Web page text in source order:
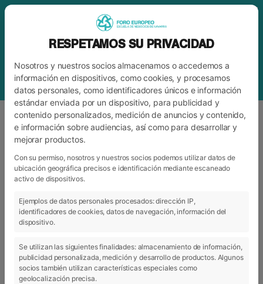
BLOGFORO
ARCHIVO CATEGORÍAS
RESPETAMOS SU PRIVACIDAD
Nosotros y nuestros socios almacenamos o accedemos a
información en dispositivos, como cookies, y procesamos
datos personales, como identificadores únicos e información
estándar enviada por un dispositivo, para publicidad y
contenido personalizados, medición de anuncios y contenido,
e información sobre audiencias, así como para desarrollar y
mejorar productos.
Con su permiso, nosotros y nuestros socios podemos utilizar datos de
ubicación geográfica precisos e identificación mediante escaneado
activo de dispositivos.
Ejemplos de datos personales procesados: dirección IP,
identificadores de cookies, datos de navegación, información del
dispositivo.
Se utilizan las siguientes finalidades: almacenamiento de información,
publicidad personalizada, medición y desarrollo de productos. Algunos
socios también utilizan características especiales como
geolocalización precisa.